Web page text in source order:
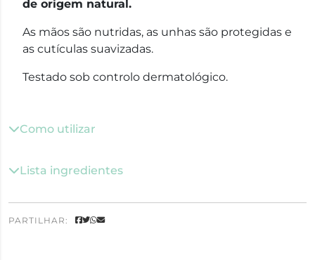
de origem natural.
As mãos são nutridas, as unhas são protegidas e
as cutículas suavizadas.
Testado sob controlo dermatológico.
Como utilizar
Lista ingredientes
PARTILHAR: